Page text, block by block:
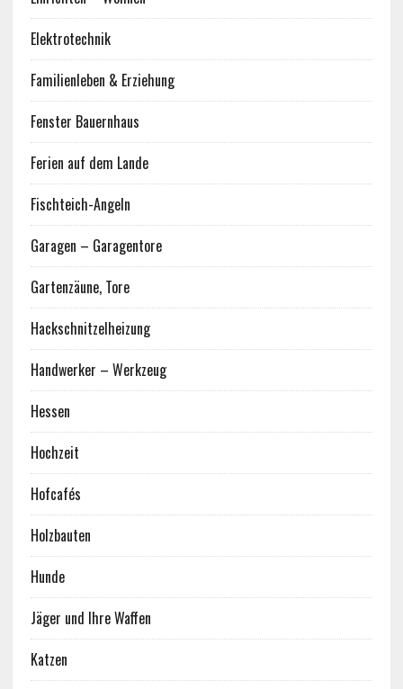
Elektrotechnik
Familienleben & Erziehung
Fenster Bauernhaus
Ferien auf dem Lande
Fischteich-Angeln
Garagen – Garagentore
Gartenzäune, Tore
Hackschnitzelheizung
Handwerker – Werkzeug
Hessen
Hochzeit
Hofcafés
Holzbauten
Hunde
Jäger und Ihre Waffen
Katzen